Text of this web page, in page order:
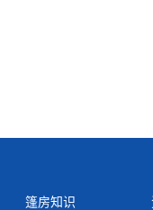
篷房知识